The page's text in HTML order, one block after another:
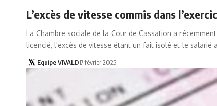
L’excès de vitesse commis dans
La Chambre sociale de la Cour de Cassation a
licencié, l'excès de vitesse étant un fait isolé et le
Equipe VIVALDI7 février 2025